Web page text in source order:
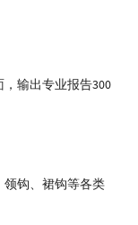
输出专业报告300
钩、裙钩等各类